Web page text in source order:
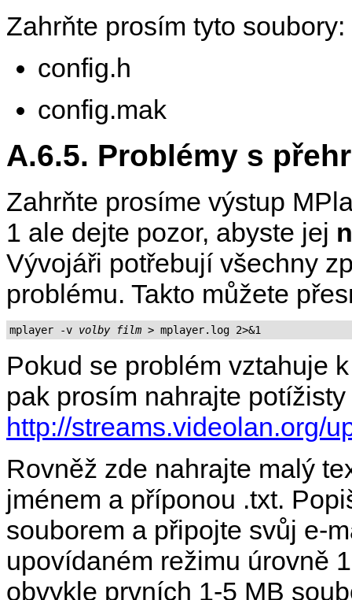
Zahrňte prosím tyto soubory:
config.h
config.mak
A.6.5. Problémy s
Zahrňte prosíme výstup
1 ale dejte pozor, abyste jej
Vývojáři potřebují všechny
problému. Takto můžete
mplayer -v volby film
Pokud se problém vztahuje
pak prosím nahrajte potížisty
http://streams.videolan.org/
Rovněž zde nahrajte malý
jménem a příponou .txt.
souborem a připojte svůj e-
upovídaném režimu úrovně
obvykle prvních 1-5 MB